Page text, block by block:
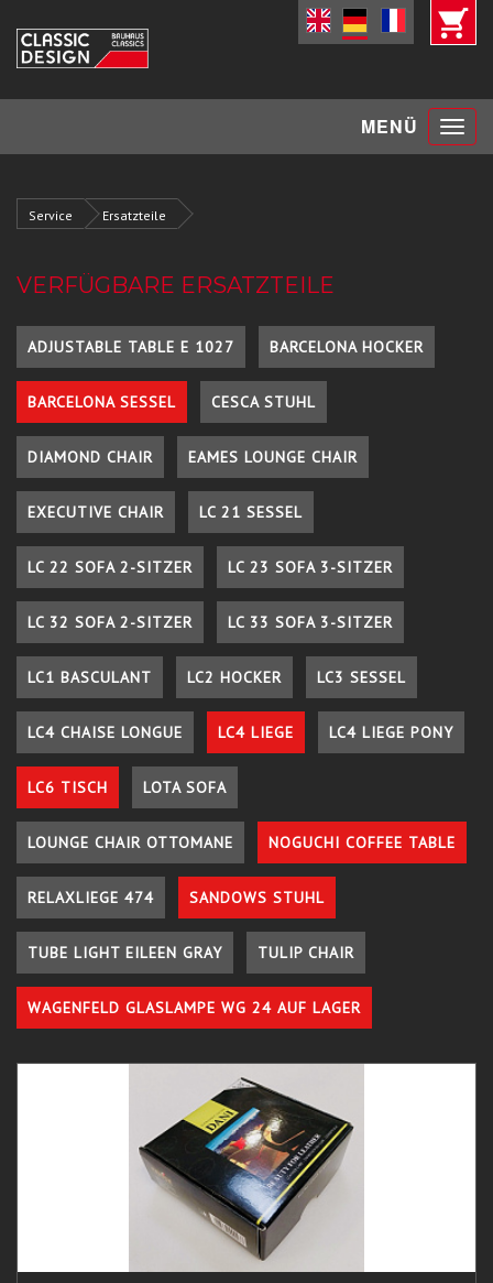
MENÜ Toggle
Service Ersatzteile
VERFÜGBARE ERSATZTEILE
ADJUSTABLE TABLE E 1027 BARCELONA HOCKER
BARCELONA SESSEL CESCA STUHL
DIAMOND CHAIR EAMES LOUNGE CHAIR
EXECUTIVE CHAIR LC 21 SESSEL
LC 22 SOFA 2-SITZER LC 23 SOFA 3-SITZER
LC 32 SOFA 2-SITZER LC 33 SOFA 3-SITZER
LC1 BASCULANT LC2 HOCKER LC3 SESSEL
LC4 CHAISE LONGUE LC4 LIEGE LC4 LIEGE PONY
LC6 TISCH LOTA SOFA
LOUNGE CHAIR OTTOMANE NOGUCHI COFFEE TABLE
RELAXLIEGE 474 SANDOWS STUHL
TUBE LIGHT EILEEN GRAY TULIP CHAIR
WAGENFELD GLASLAMPE WG 24 AUF LAGER